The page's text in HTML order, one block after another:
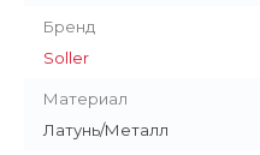
Бренд
Soller
Материал
Латунь/Металл